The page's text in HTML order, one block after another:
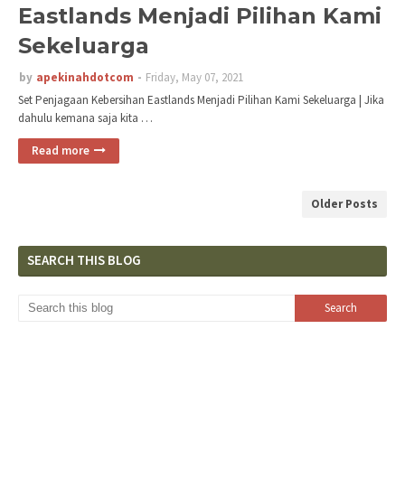
Eastlands Menjadi Pilihan Kami
Sekeluarga
by apekinahdotcom
Friday, May 07, 2021
Set Penjagaan Kebersihan Eastlands Menjadi Pilihan Kami Sekeluarga | Jika
dahulu kemana saja kita …
Read more
Older Posts
SEARCH THIS BLOG